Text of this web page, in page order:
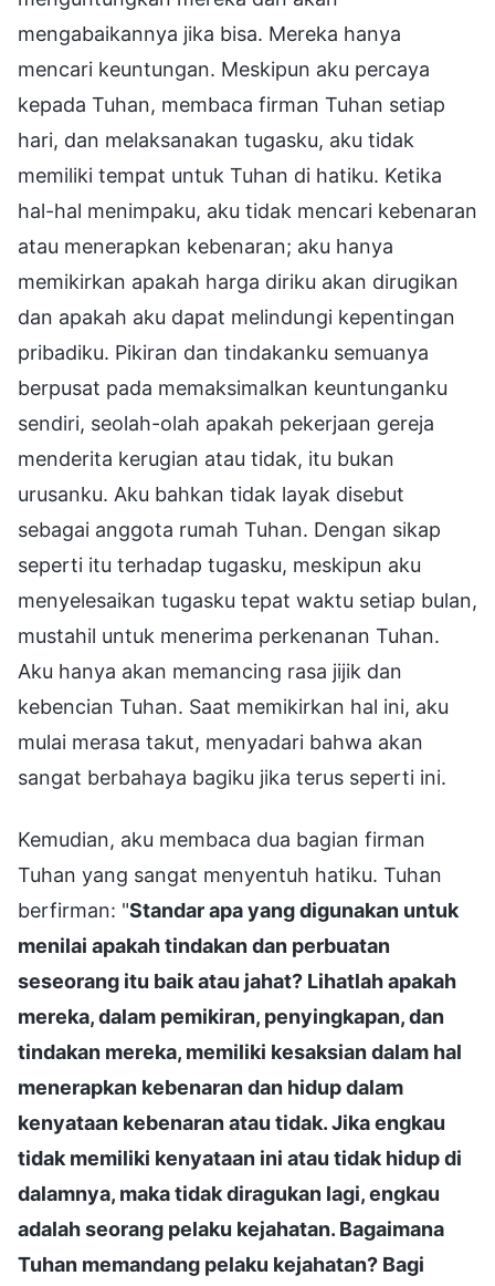
mengabaikannya jika bisa. Mereka hanya
mencari keuntungan. Meskipun aku percaya
kepada Tuhan, membaca firman Tuhan setiap
hari, dan melaksanakan tugasku, aku tidak
memiliki tempat untuk Tuhan di hatiku. Ketika
hal-hal menimpaku, aku tidak mencari kebenaran
atau menerapkan kebenaran; aku hanya
memikirkan apakah harga diriku akan dirugikan
dan apakah aku dapat melindungi kepentingan
pribadiku. Pikiran dan tindakanku semuanya
berpusat pada memaksimalkan keuntunganku
sendiri, seolah-olah apakah pekerjaan gereja
menderita kerugian atau tidak, itu bukan
urusanku. Aku bahkan tidak layak disebut
sebagai anggota rumah Tuhan. Dengan sikap
seperti itu terhadap tugasku, meskipun aku
menyelesaikan tugasku tepat waktu setiap bulan,
mustahil untuk menerima perkenanan Tuhan.
Aku hanya akan memancing rasa jijik dan
kebencian Tuhan. Saat memikirkan hal ini, aku
mulai merasa takut, menyadari bahwa akan
sangat berbahaya bagiku jika terus seperti ini.
Kemudian, aku membaca dua bagian firman
Tuhan yang sangat menyentuh hatiku. Tuhan
berfirman: "Standar apa yang digunakan untuk
menilai apakah tindakan dan perbuatan
seseorang itu baik atau jahat? Lihatlah apakah
mereka, dalam pemikiran, penyingkapan, dan
tindakan mereka, memiliki kesaksian dalam hal
menerapkan kebenaran dan hidup dalam
kenyataan kebenaran atau tidak. Jika engkau
tidak memiliki kenyataan ini atau tidak hidup di
dalamnya, maka tidak diragukan lagi, engkau
adalah seorang pelaku kejahatan. Bagaimana
Tuhan memandang pelaku kejahatan? Bagi